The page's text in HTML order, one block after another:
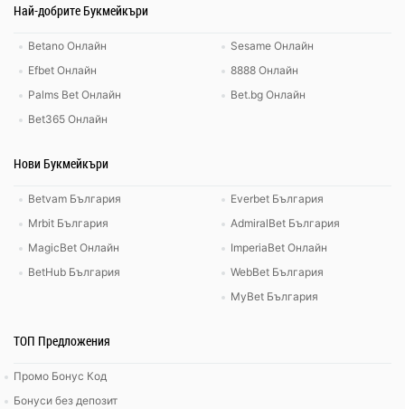
Най-добрите Букмейкъри
Betano Онлайн
Efbet Онлайн
Palms Bet Онлайн
Bet365 Онлайн
Sesame Онлайн
8888 Онлайн
Bet.bg Онлайн
Нови Букмейкъри
Betvam България
Mrbit България
MagicBet Онлайн
BetHub България
Everbet България
AdmiralBet България
ImperiaBet Онлайн
WebBet България
MyBet България
ТОП Предложения
Промо Бонус Код
Бонуси без депозит